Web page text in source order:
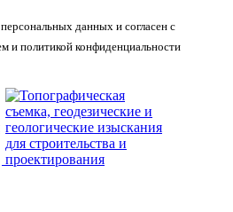
данных и согласен с
и политикой конфиденциальности